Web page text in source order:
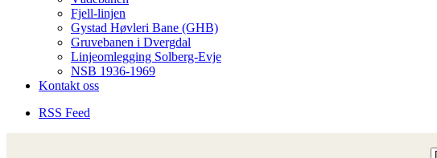
Fjell-linjen
Gystad Høvleri Bane (GHB)
Gruvebanen i Dvergdal
Linjeomlegging Solberg-Evje
NSB 1936-1969
Kontakt oss
RSS Feed